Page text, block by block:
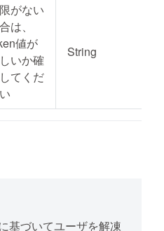
がない
は、
値が
いか確
てくだ
String
基づいてユーザを解凍